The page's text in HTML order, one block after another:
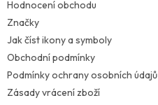
Hodnocení obchodu
Značky
Jak číst ikony a symboly
Obchodní podmínky
Podmínky ochrany osobních údajů
Zásady vrácení zboží